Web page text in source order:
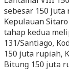
sebesar 150
Kepulauan
tahap kedua
131/Santiago,
150 juta rupiah,
Bitung 150 juta